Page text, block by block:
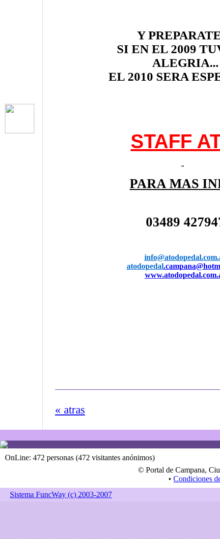
Y
SI EN EL 2009
ALEGRIA...
EL 2010 SERA
STAFF
"
PARA MAS
03489
info
atodopedal
« atras
OnLine: 472 personas (472 visitantes anónimos)
© Portal de Campana,
• Condiciones
Sistema FuncWay (c) 2003-2007